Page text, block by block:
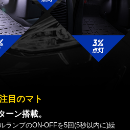
目のマト
ーン搭載。
ランプのON-OFFを5回(5秒以内に)繰